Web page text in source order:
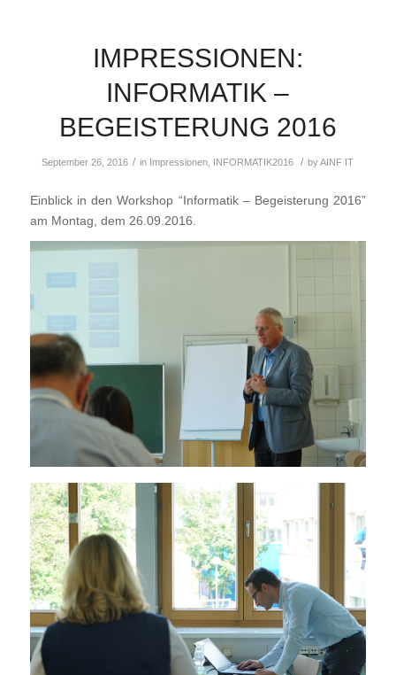
IMPRESSIONEN:
INFORMATIK –
BEGEISTERUNG 2016
September 26, 2016 / in Impressionen INFORMATIK2016 / byAINF IT
Einblick in den Workshop “Informatik – Begeisterung 2016”
am Montag, dem 26.09.2016.